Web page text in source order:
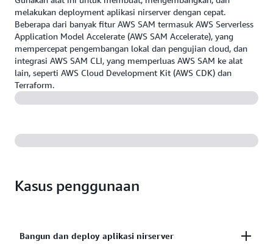
melakukan deployment aplikasi nirserver dengan cepat.
Beberapa dari banyak fitur AWS SAM termasuk AWS Serverless
Application Model Accelerate (AWS SAM Accelerate), yang
mempercepat pengembangan lokal dan pengujian cloud, dan
integrasi AWS SAM CLI, yang memperluas AWS SAM ke alat
lain, seperti AWS Cloud Development Kit (AWS CDK) dan
Terraform.
Kasus penggunaan
Bangun dan deploy aplikasi nirserver